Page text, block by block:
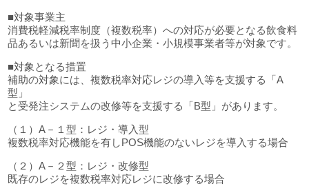
■対象事業主
消費税軽減税率制度（複数税率）への対応が必要となる飲食料
品あるいは新聞を扱う中小企業・小規模事業者等が対象です。
■対象となる措置
補助の対象には、複数税率対応レジの導入等を支援する「A
型」
と受発注システムの改修等を支援する「B型」があります。
（１）A－１型：レジ・導入型
複数税率対応機能を有しPOS機能のないレジを導入する場合
（２）A－２型：レジ・改修型
既存のレジを複数税率対応レジに改修する場合